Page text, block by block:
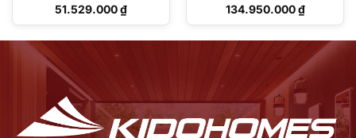
Giá
51.529.000₫
Giá
Giá
167.979.000 ₫.
134.950.000₫
Giá
134.950.000 ₫.